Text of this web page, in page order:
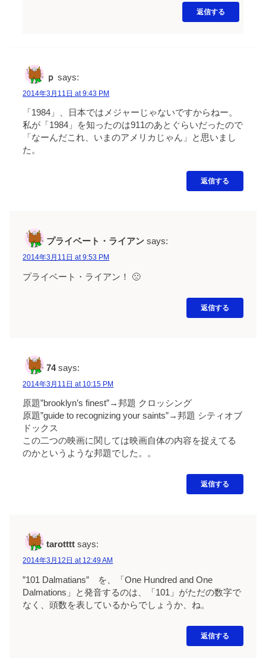
返信する
ｐ says:
2014年3月11日 at 9:43 PM
「1984」、日本ではメジャーじゃないですからねー。
私が「1984」を知ったのは911のあとぐらいだったので
「なーんだこれ、いまのアメリカじゃん」と思いまし
た。
返信する
プライベート・ライアン says:
2014年3月11日 at 9:53 PM
プライベート・ライアン！ 🙁
返信する
74 says:
2014年3月11日 at 10:15 PM
原題”brooklyn’s finest”→邦題 クロッシング
原題”guide to recognizing your saints”→邦題 シティオブ
ドックス
この二つの映画に関しては映画自体の内容を捉えてる
のかというような邦題でした。。
返信する
tarotttt says:
2014年3月12日 at 12:49 AM
”101 Dalmatians” を、「One Hundred and One
Dalmations」と発音するのは、「101」がただの数字で
なく、頭数を表しているからでしょうか、ね。
返信する